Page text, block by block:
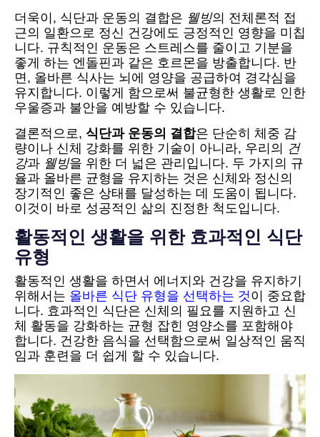
더욱이, 식단과 운동의 결합은 웰빙의 전체론적 접
근의 일환으로 정신 건강에도 긍정적인 영향을 미칩
니다. 규칙적인 운동은 스트레스를 줄이고 기분을
좋게 하는 엔돌핀과 같은 호르몬을 방출합니다. 반
면, 올바른 식사는 뇌에 영양을 공급하여 경각심을
유지합니다. 이렇게 함으로써 불균형한 생활로 인한
우울증과 불안을 예방할 수 있습니다.
결론적으로, 식단과 운동의 결합은 단순히 체중 감
량이나 신체 강화를 위한 기술이 아니라, 우리의 건
강과 웰빙을 위한 더 넓은 관리입니다. 두 가지의 규
율과 올바른 균형을 유지하는 것은 신체와 정신의
장기적인 좋은 상태를 달성하는 데 도움이 됩니다.
이것이 바로 성공적인 삶의 진정한 척도입니다.
활동적인 생활을 위한 효과적인 식단
유형
활동적인 생활을 하면서 에너지와 건강을 유지하기
위해서는 올바른 식단 유형을 선택하는 것이 중요합
니다. 효과적인 식단은 신체의 필요를 지원하고 신
체 활동을 강화하는 균형 잡힌 영양소를 포함해야
합니다. 건강한 음식을 선택함으로써 일상적인 움직
임과 훈련을 더 쉽게 할 수 있습니다.